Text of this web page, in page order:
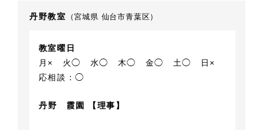
丹野教室 （宮城県 仙台市青葉区）
教室曜日
月×
火◯ 水◯ 木◯ 金◯ 土◯
日×
応相談：◯
丹野 霞園 【理事】